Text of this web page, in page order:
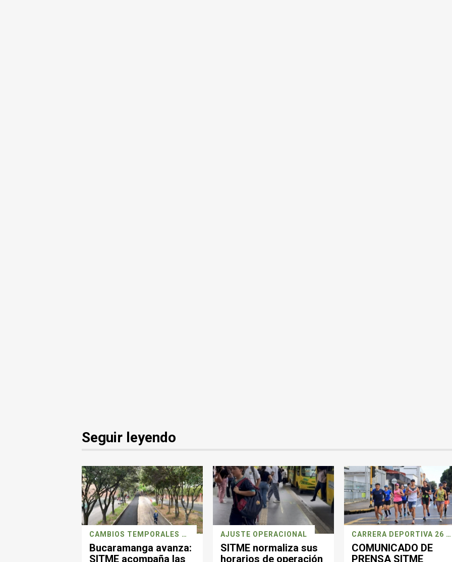
Seguir leyendo
CAMBIOS TEMPORALES POR REPARACIONES DE MALLA VIAL
Bucaramanga avanza:
SITME acompaña las
AJUSTE OPERACIONAL
SITME normaliza sus
horarios de operación
CARRERA DEPORTIVA 26 JULIO
COMUNICADO DE
PRENSA SITME